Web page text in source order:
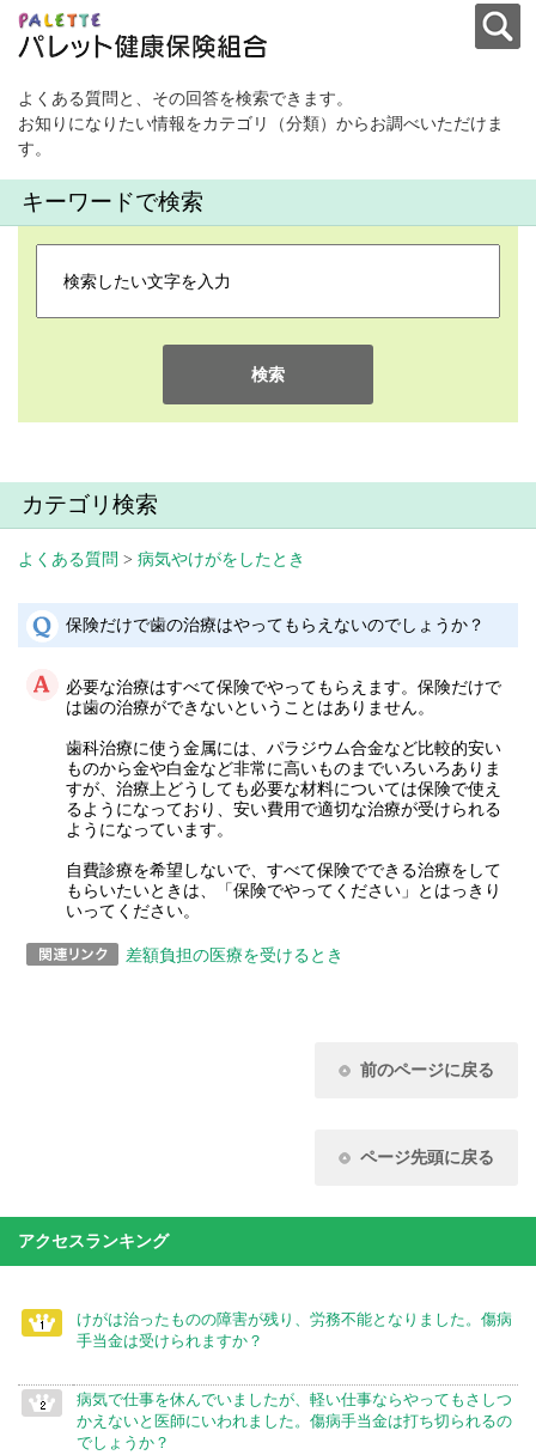
よくある質問と、その回答を検索できます。
お知りになりたい情報をカテゴリ（分類）からお調べいただけま
す。
キーワードで検索
検索
カテゴリ検索
よくある質問 > 病気やけがをしたとき
保険だけで歯の治療はやってもらえないのでしょうか？
必要な治療はすべて保険でやってもらえます。保険だけで
は歯の治療ができないということはありません。
歯科治療に使う金属には、パラジウム合金など比較的安い
ものから金や白金など非常に高いものまでいろいろありま
すが、治療上どうしても必要な材料については保険で使え
るようになっており、安い費用で適切な治療が受けられる
ようになっています。
自費診療を希望しないで、すべて保険でできる治療をして
もらいたいときは、「保険でやってください」とはっきり
いってください。
差額負担の医療を受けるとき
前のページに戻る
ページ先頭に戻る
アクセスランキング
けがは治ったものの障害が残り、労務不能となりました。傷病
手当金は受けられますか？
病気で仕事を休んでいましたが、軽い仕事ならやってもさしつ
かえないと医師にいわれました。傷病手当金は打ち切られるの
でしょうか？